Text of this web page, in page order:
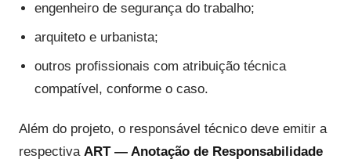
engenheiro de segurança do trabalho;
arquiteto e urbanista;
outros profissionais com atribuição técnica
compatível, conforme o caso.
Além do projeto, o responsável técnico deve emitir a
respectiva ART — Anotação de Responsabilidade